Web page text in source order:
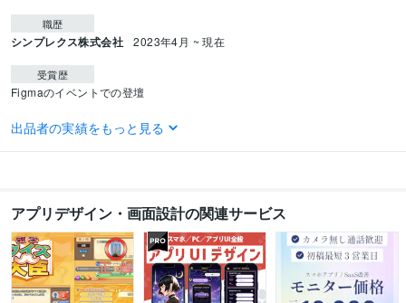
職歴
シンプレクス株式会社 2023年4月 ~ 現在
受賞歴
Figmaのイベントでの登壇
ビジネス・クリエイティブツール
公共 金融 エンタメ Web3
学歴
立命館大学 2014年3月 ~ 2018年2月
出品者の実績をもっと見る
アプリデザイン・画面設計の関連サービス